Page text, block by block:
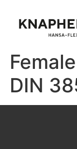
DIN